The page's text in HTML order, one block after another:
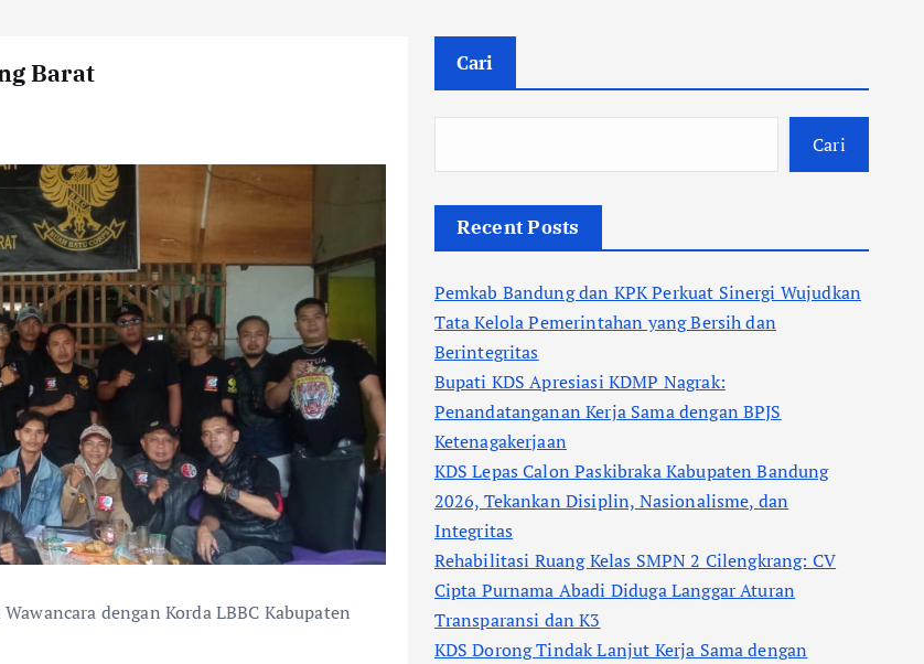
Barat
dengan Korda LBBC Kabupaten
Cari
Cari
Recent Posts
Pemkab Bandung dan KPK Perkuat Sinergi Wujudkan
Tata Kelola Pemerintahan yang Bersih dan
Berintegritas
Bupati KDS Apresiasi KDMP Nagrak:
Penandatanganan Kerja Sama dengan BPJS
Ketenagakerjaan
KDS Lepas Calon Paskibraka Kabupaten Bandung
2026, Tekankan Disiplin, Nasionalisme, dan
Integritas
Rehabilitasi Ruang Kelas SMPN 2 Cilengkrang: CV
Cipta Purnama Abadi Diduga Langgar Aturan
Transparansi dan K3
KDS Dorong Tindak Lanjut Kerja Sama dengan